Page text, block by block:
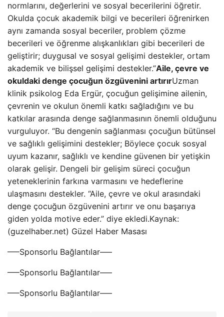
normlarını, değerlerini ve sosyal becerilerini öğretir.
Okulda çocuk akademik bilgi ve becerileri öğrenirken
aynı zamanda sosyal beceriler, problem çözme
becerileri ve öğrenme alışkanlıkları gibi becerileri de
geliştirir; duygusal ve sosyal gelişimi destekler, ortam
akademik ve bilişsel gelişimi destekler.”Aile, çevre ve
okuldaki denge çocuğun özgüvenini artırırUzman
klinik psikolog Eda Ergür, çocuğun gelişimine ailenin,
çevrenin ve okulun önemli katkı sağladığını ve bu
katkılar arasında denge sağlanmasının önemli olduğunu
vurguluyor. “Bu dengenin sağlanması çocuğun bütünsel
ve sağlıklı gelişimini destekler; Böylece çocuk sosyal
uyum kazanır, sağlıklı ve kendine güvenen bir yetişkin
olarak gelişir. Dengeli bir gelişim süreci çocuğun
yeteneklerinin farkına varmasını ve hedeflerine
ulaşmasını destekler. “Aile, çevre ve okul arasındaki
denge çocuğun özgüvenini artırır ve onu başarıya
giden yolda motive eder.” diye ekledi.Kaynak:
(guzelhaber.net) Güzel Haber Masası
—–Sponsorlu Bağlantılar—–
—–Sponsorlu Bağlantılar—–
—–Sponsorlu Bağlantılar—–